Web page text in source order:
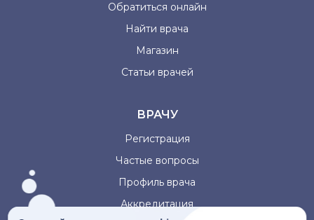
Обратиться онлайн
Найти врача
Магазин
Статьи врачей
ВРАЧУ
Регистрация
Частые вопросы
Профиль врача
Аккредитация